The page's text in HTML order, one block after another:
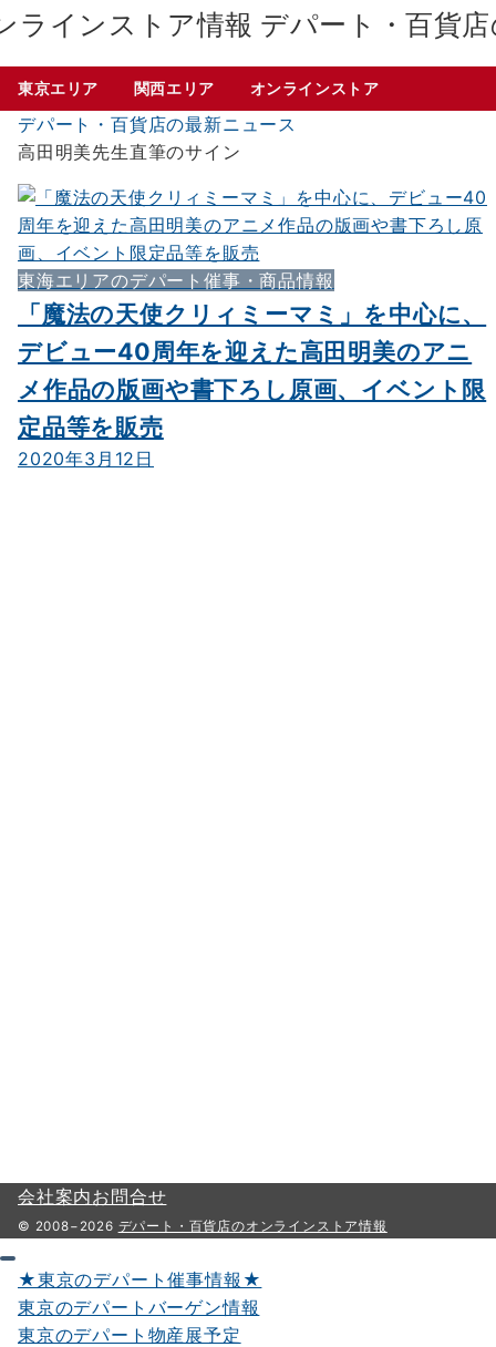
デパート・百貨
東京エリア 関西エリア オンラインストア
デパート・百貨店の最新ニュース
高田明美先生直筆のサイン
東海エリアのデパート催事・商品情報
「魔法の天使クリィミーマミ」を中心に、
デビュー40周年を迎えた高田明美のアニ
メ作品の版画や書下ろし原画、イベント限
定品等を販売
2020年3月12日
会社案内お問合せ
© 2008−2026 デパート・百貨店のオンラインストア情報
★東京のデパート催事情報★
東京のデパートバーゲン情報
東京のデパート物産展予定